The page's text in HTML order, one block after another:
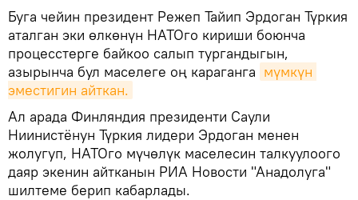
Буга чейин президент Режеп Тайип Эрдоган Түркия
аталган эки өлкөнүн НАТОго кириши боюнча
процесстерге байкоо салып тургандыгын,
азырынча бул маселеге оң караганга мүмкүн
эместигин айткан.
Ал арада Финляндия президенти Саули
Ниинистёнун Түркия лидери Эрдоган менен
жолугуп, НАТОго мүчөлүк маселесин талкуулоого
даяр экенин айтканын РИА Новости "Анадолуга"
шилтеме берип кабарлады.